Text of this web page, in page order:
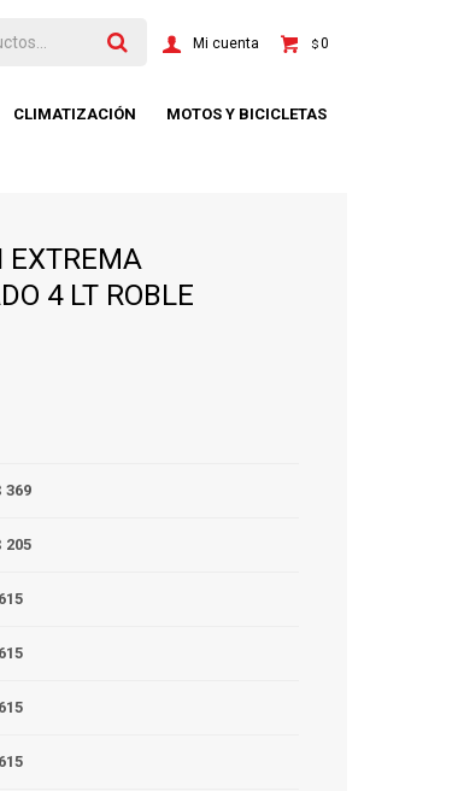
CLIMATIZACIÓN MOTOS Y BICICLETAS
$0
EXTREMA
4 LT ROBLE
369
205